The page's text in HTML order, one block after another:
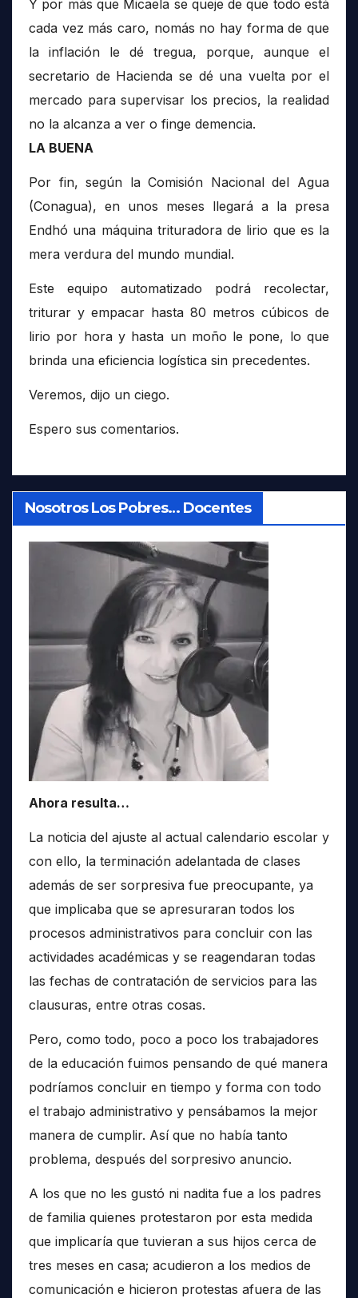
Y por más que Micaela se queje de que todo está
cada vez más caro, nomás no hay forma de que
la inflación le dé tregua, porque, aunque el
secretario de Hacienda se dé una vuelta por el
mercado para supervisar los precios, la realidad
no la alcanza a ver o finge demencia.
LA BUENA
Por fin, según la Comisión Nacional del Agua
(Conagua), en unos meses llegará a la presa
Endhó una máquina trituradora de lirio que es la
mera verdura del mundo mundial.
Este equipo automatizado podrá recolectar,
triturar y empacar hasta 80 metros cúbicos de
lirio por hora y hasta un moño le pone, lo que
brinda una eficiencia logística sin precedentes.
Veremos, dijo un ciego.
Espero sus comentarios.
Nosotros Los Pobres… Docentes
Ahora resulta…
La noticia del ajuste al actual calendario escolar y
con ello, la terminación adelantada de clases
además de ser sorpresiva fue preocupante, ya
que implicaba que se apresuraran todos los
procesos administrativos para concluir con las
actividades académicas y se reagendaran todas
las fechas de contratación de servicios para las
clausuras, entre otras cosas.
Pero, como todo, poco a poco los trabajadores
de la educación fuimos pensando de qué manera
podríamos concluir en tiempo y forma con todo
el trabajo administrativo y pensábamos la mejor
manera de cumplir. Así que no había tanto
problema, después del sorpresivo anuncio.
A los que no les gustó ni nadita fue a los padres
de familia quienes protestaron por esta medida
que implicaría que tuvieran a sus hijos cerca de
tres meses en casa; acudieron a los medios de
comunicación e hicieron protestas afuera de las